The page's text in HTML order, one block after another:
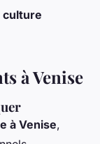
culture
à Venise
à Venise,